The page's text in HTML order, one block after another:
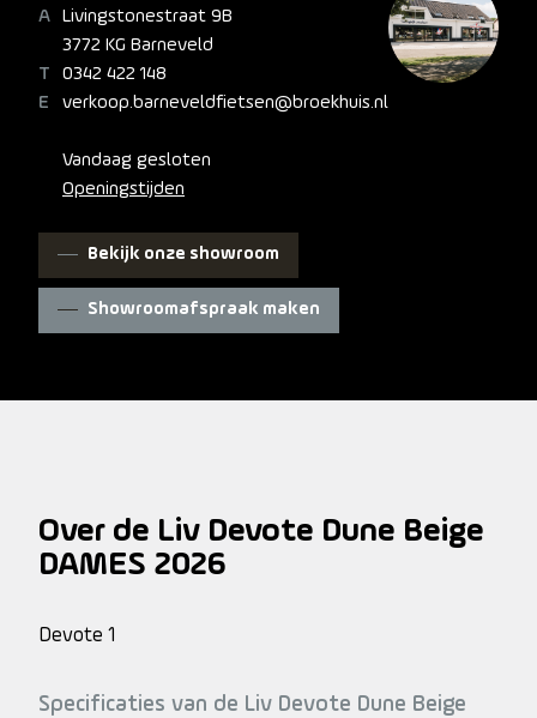
Livingstonestraat 9B
3772 KG Barneveld
0342 422 148
verkoop.barneveldfietsen@broekhuis.nl
Vandaag gesloten
Openingstijden
Bekijk onze showroom
Showroomafspraak maken
Over de Liv Devote Dune Beige
DAMES 2026
Devote 1
Specificaties van de Liv Devote Dune Beige